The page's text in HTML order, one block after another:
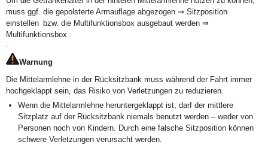
muss ggf. die gepolsterte Armauflage abgezogen ⇒ Sitzposition
einstellen bzw. die Multifunktionsbox ausgebaut werden ⇒
Multifunktionsbox .
Warnung
Die Mittelarmlehne in der Rücksitzbank muss während der Fahrt immer
hochgeklappt sein, das Risiko von Verletzungen zu reduzieren.
Wenn die Mittelarmlehne heruntergeklappt ist, darf der mittlere
Sitzplatz auf der Rücksitzbank niemals benutzt werden – weder von
Personen noch von Kindern. Durch eine falsche Sitzposition können
schwere Verletzungen verursacht werden.